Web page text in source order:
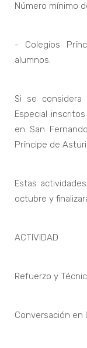
Número mínimo
- Colegios
alumnos.
Si se considera
Especial
en San
Príncipe de
Estas
octubre y
Refuerzo y